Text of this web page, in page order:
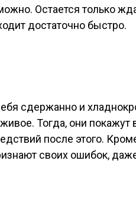
Остается только
достаточно быстро.
сдержанно и
живое. Тогда, они
после этого.
своих ошибок,